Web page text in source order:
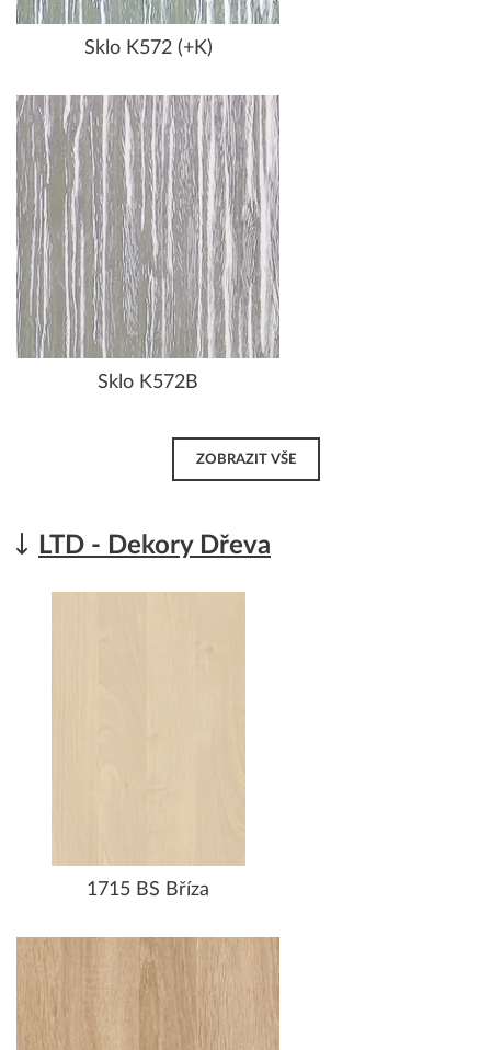
Sklo K572 (+K)
Sklo K572B
ZOBRAZIT VŠE
LTD - Dekory Dřeva
1715 BS Bříza